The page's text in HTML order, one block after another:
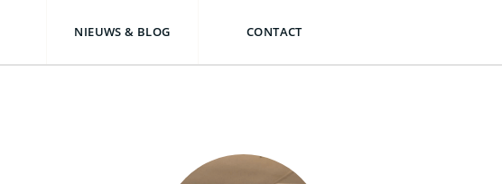
NIEUWS & BLOG CONTACT